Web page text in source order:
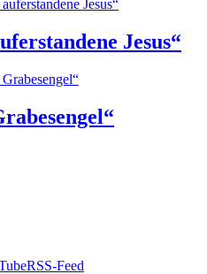
Jesus“
RSS-Feed